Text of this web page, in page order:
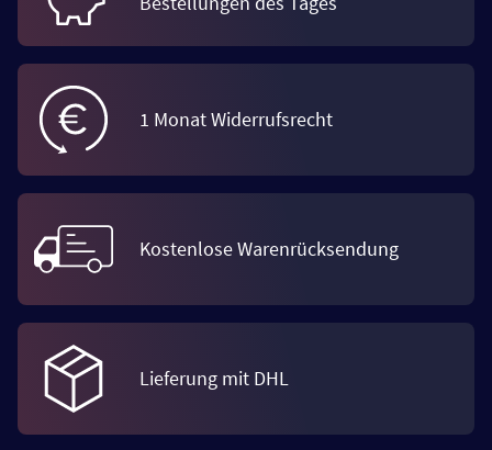
1 Monat Widerrufsrecht
Kostenlose Warenrücksendung
Lieferung mit DHL